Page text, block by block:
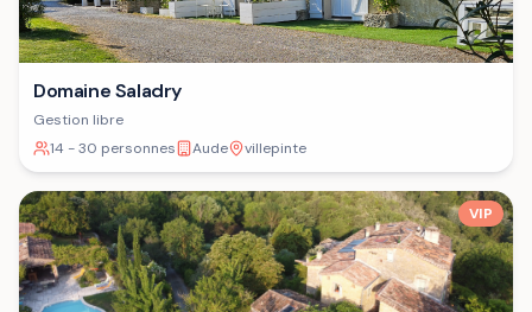
Domaine Saladry
Gestion libre
14 - 30 personnes
Aude villepinte
VIP